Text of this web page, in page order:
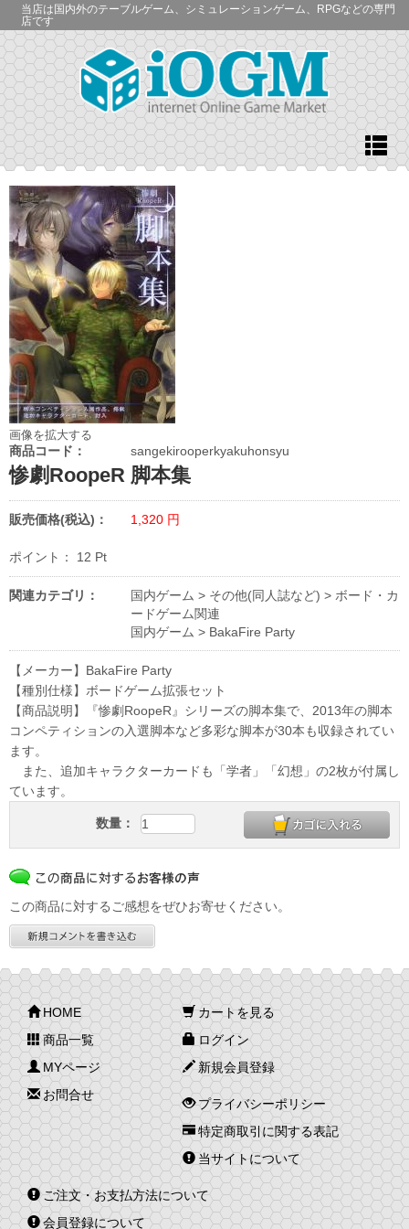
当店は国内外のテーブルゲーム、シミュレーションゲーム、RPGなどの専門
店です
画像を拡大する
商品コード： sangekirooperkyakuhonsyu
惨劇RoopeR 脚本集
販売価格(税込)： 1,320 円
ポイント： 12 Pt
関連カテゴリ： 国内ゲーム > その他(同人誌など) > ボード・カ
ードゲーム関連
国内ゲーム > BakaFire Party
【メーカー】BakaFire Party
【種別仕様】ボードゲーム拡張セット
【商品説明】『惨劇RoopeR』シリーズの脚本集で、2013年の脚本
コンペティションの入選脚本など多彩な脚本が30本も収録されてい
ます。
また、追加キャラクターカードも「学者」「幻想」の2枚が付属し
ています。
数量：
この商品に対するご感想をぜひお寄せください。
HOME
商品一覧
MYページ
お問合せ
カートを見る
ログイン
新規会員登録
プライバシーポリシー
特定商取引に関する表記
当サイトについて
ご注文・お支払方法について
会員登録について